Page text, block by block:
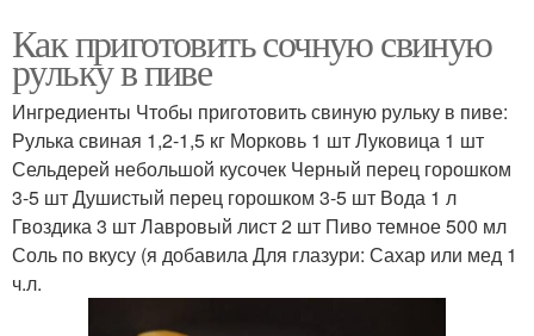
Как приготовить сочную свиную
рульку в пиве
Ингредиенты Чтобы приготовить свиную рульку в пиве:
Рулька свиная 1,2-1,5 кг Морковь 1 шт Луковица 1 шт
Сельдерей небольшой кусочек Черный перец горошком
3-5 шт Душистый перец горошком 3-5 шт Вода 1 л
Гвоздика 3 шт Лавровый лист 2 шт Пиво темное 500 мл
Соль по вкусу (я добавила Для глазури: Сахар или мед 1
ч.л.